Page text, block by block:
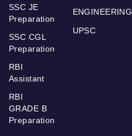
SSC JE
Preparation
SSC CGL
Preparation
RBI
Assistant
RBI
GRADE B
Preparation
ENGINEERING
UPSC